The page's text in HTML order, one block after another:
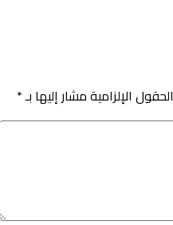
الحقول الإلزامية مشار إليها بـ*